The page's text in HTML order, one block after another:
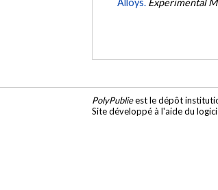
Alloys. Experimental
PolyPublieest le dépôt
Site développé à l'aide du